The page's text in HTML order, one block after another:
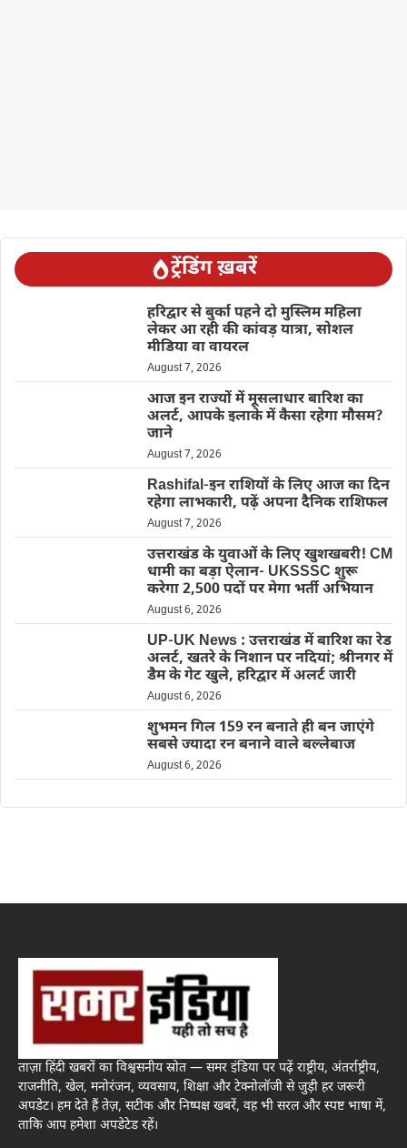
ट्रेंडिंग ख़बरें
हरिद्वार से बुर्का पहने दो मुस्लिम महिला
लेकर आ रही की कांवड़ यात्रा, सोशल
मीडिया वा वायरल
August 7, 2026
आज इन राज्यों में मूसलाधार बारिश का
अलर्ट, आपके इलाके में कैसा रहेगा मौसम?
जाने
August 7, 2026
Rashifal-इन राशियों के लिए आज का दिन
रहेगा लाभकारी, पढ़ें अपना दैनिक राशिफल
August 7, 2026
उत्तराखंड के युवाओं के लिए खुशखबरी! CM
धामी का बड़ा ऐलान- UKSSSC शुरू
करेगा 2,500 पदों पर मेगा भर्ती अभियान
August 6, 2026
UP-UK News : उत्तराखंड में बारिश का रेड
अलर्ट, खतरे के निशान पर नदियां; श्रीनगर में
डैम के गेट खुले, हरिद्वार में अलर्ट जारी
August 6, 2026
शुभमन गिल 159 रन बनाते ही बन जाएंगे
सबसे ज्यादा रन बनाने वाले बल्लेबाज
August 6, 2026
ताज़ा हिंदी खबरों का विश्वसनीय स्रोत — समर इंडिया पर पढ़ें राष्ट्रीय, अंतर्राष्ट्रीय,
राजनीति, खेल, मनोरंजन, व्यवसाय, शिक्षा और टेक्नोलॉजी से जुड़ी हर जरूरी
अपडेट। हम देते हैं तेज़, सटीक और निष्पक्ष खबरें, वह भी सरल और स्पष्ट भाषा में,
ताकि आप हमेशा अपडेटेड रहें।